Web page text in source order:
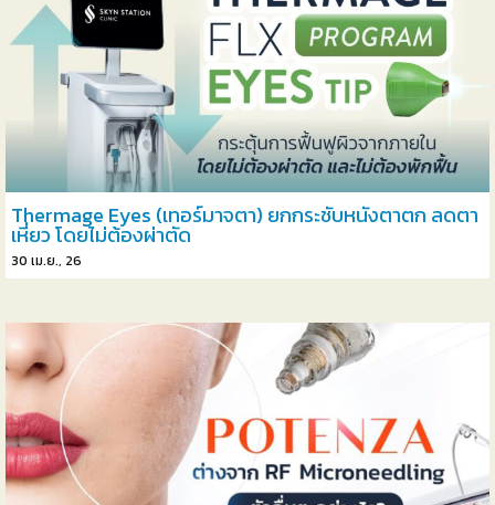
Thermage Eyes (เทอร์มาจตา) ยกกระชับหนังตาตก ลดตา
เหี่ยว โดยไม่ต้องผ่าตัด
30 เม.ย., 26